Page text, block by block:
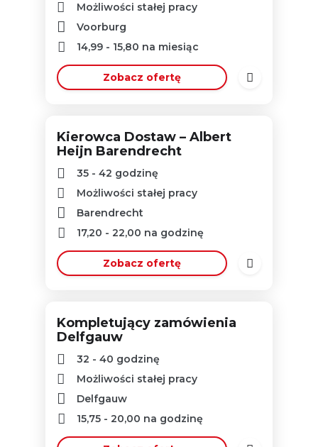
Możliwości stałej pracy
Voorburg
14,99 - 15,80 na miesiąc
Zobacz ofertę
Kierowca Dostaw – Albert
Heijn Barendrecht
35 - 42 godzinę
Możliwości stałej pracy
Barendrecht
17,20 - 22,00 na godzinę
Zobacz ofertę
Kompletujący zamówienia
Delfgauw
32 - 40 godzinę
Możliwości stałej pracy
Delfgauw
15,75 - 20,00 na godzinę